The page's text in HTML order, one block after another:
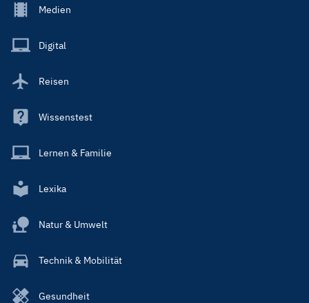
Footer
Main
Medien
Digital
Reisen
Wissenstest
Lernen & Familie
Lexika
Natur & Umwelt
Technik & Mobilität
Gesundheit